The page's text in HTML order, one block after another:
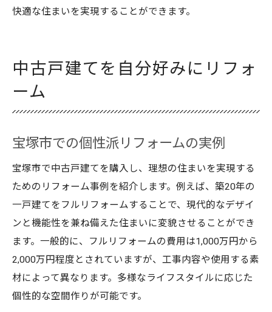
快適な住まいを実現することができます。
中古戸建てを自分好みにリフォ
ーム
宝塚市での個性派リフォームの実例
宝塚市で中古戸建てを購入し、理想の住まいを実現する
ためのリフォーム事例を紹介します。例えば、築20年の
一戸建てをフルリフォームすることで、現代的なデザイ
ンと機能性を兼ね備えた住まいに変貌させることができ
ます。一般的に、フルリフォームの費用は1,000万円から
2,000万円程度とされていますが、工事内容や使用する素
材によって異なります。多様なライフスタイルに応じた
個性的な空間作りが可能です。